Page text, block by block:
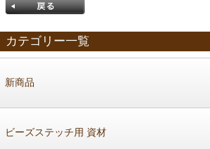
カテゴリー一覧
新商品
ビーズステッチ用 資材